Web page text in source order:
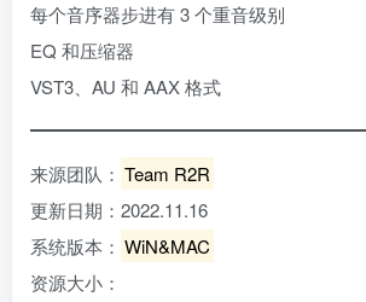
每个音序器步进有 3 个重音级别
EQ 和压缩器
VST3、AU 和 AAX 格式
来源团队： Team R2R
更新日期：2022.11.16
系统版本： WiN&MAC
资源大小：